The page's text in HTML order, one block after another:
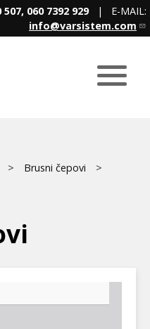
507, 060 7392 929| E-MAIL:
info@varsistem.com
Brusni čepovi